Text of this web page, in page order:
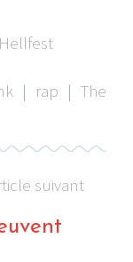
Hellfest
| rap | The
suivant